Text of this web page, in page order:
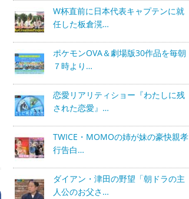
W杯直前に日本代表キャプテンに就
任した板倉滉…
ポケモンOVA＆劇場版30作品を毎朝
７時より…
恋愛リアリティショー『わたしに残
された恋愛』…
TWICE・MOMOの姉が妹の豪快親孝
行告白…
ダイアン・津田の野望「朝ドラの主
人公のお父さ…